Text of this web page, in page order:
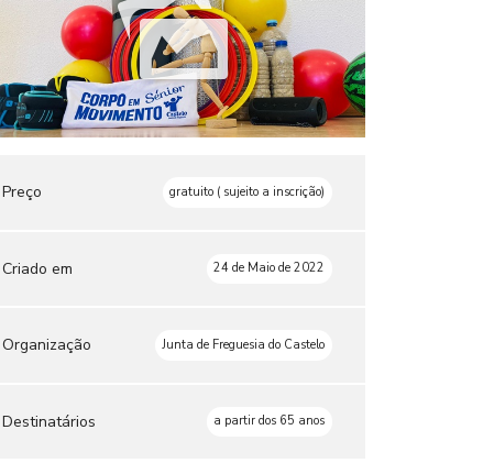
Preço gratuito ( sujeito a inscrição)
Criado em 24 de Maio de 2022
Organização Junta de Freguesia do Castelo
Destinatários a partir dos 65 anos